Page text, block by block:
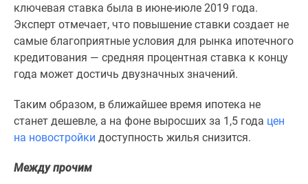
ипотека
Военная
ипотека
Банки
Медиа
Новости
недвижимости
эксперта
ключевая ставка была в июне-июле 2019 года.
Эксперт отмечает, что повышение ставки создает не
самые благоприятные условия для рынка ипотечного
кредитования — средняя процентная ставка к концу
года может достичь двузначных значений.
Таким образом, в ближайшее время ипотека не
станет дешевле, а на фоне выросших за 1,5 года цен
на новостройки доступность жилья снизится.
Между прочим